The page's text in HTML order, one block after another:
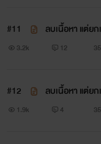
#11 ลบเนื้อหา แต่ย
3.2k 12
#12 ลบเนื้อหา แต่ย
1.9k 4